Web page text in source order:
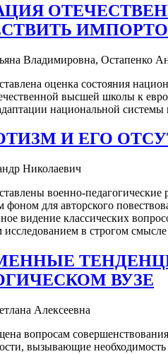
Владимировна, Остапенко
оценка состояния
высшей школы к
национальной
И ЕГО
Николаевич
военно-
фоном для авторского
видение классических
в строгом смысле
ВУЗЕ
Алексеевна
вопросам
вызывающие